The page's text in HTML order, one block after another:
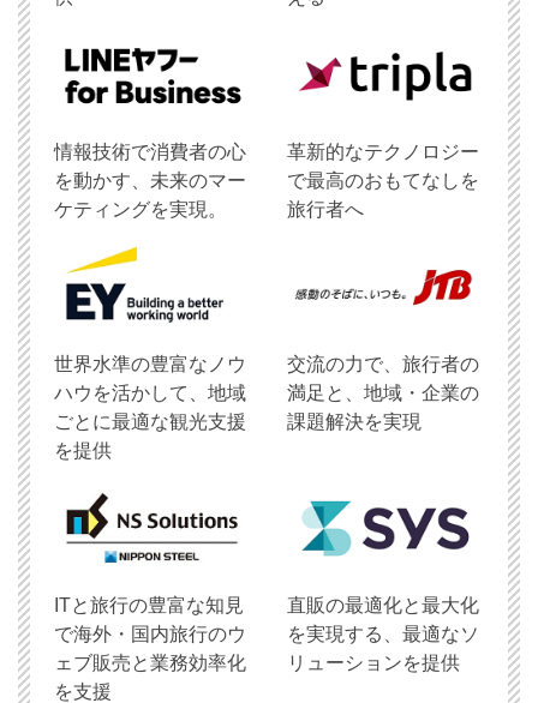
情報技術で消費者の心
を動かす、未来のマー
ケティングを実現。
革新的なテクノロジー
で最高のおもてなしを
旅行者へ
世界水準の豊富なノウ
ハウを活かして、地域
ごとに最適な観光支援
を提供
交流の力で、旅行者の
満足と、地域・企業の
課題解決を実現
ITと旅行の豊富な知見
で海外・国内旅行のウ
ェブ販売と業務効率化
を支援
直販の最適化と最大化
を実現する、最適なソ
リューションを提供